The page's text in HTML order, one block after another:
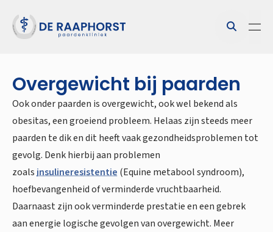
Overgewicht bij paarden
Ook onder paarden is overgewicht, ook wel bekend als
obesitas, een groeiend probleem. Helaas zijn steeds meer
paarden te dik en dit heeft vaak gezondheidsproblemen tot
gevolg. Denk hierbij aan problemen
zoalsinsulineresistentie (Equine metabool syndroom),
hoefbevangenheid of verminderde vruchtbaarheid.
Daarnaast zijn ook verminderde prestatie en een gebrek
aan energie logische gevolgen van overgewicht. Meer